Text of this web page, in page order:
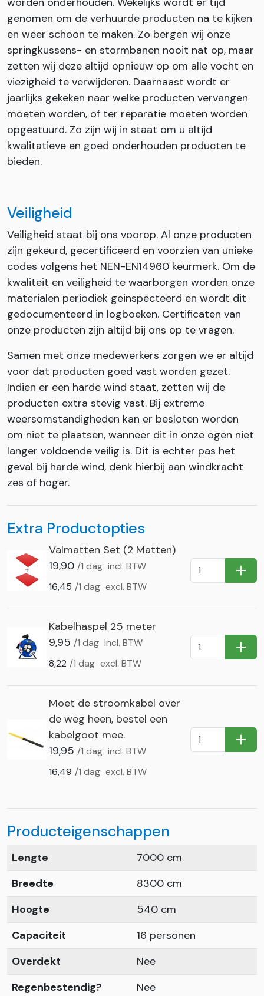
genomen om de verhuurde producten na te kijken
en weer schoon te maken. Zo bergen wij onze
springkussens- en stormbanen nooit nat op, maar
zetten wij deze altijd opnieuw op om alle vocht en
viezigheid te verwijderen. Daarnaast wordt er
jaarlijks gekeken naar welke producten vervangen
moeten worden, of ter reparatie moeten worden
opgestuurd. Zo zijn wij in staat om u altijd
kwalitatieve en goed onderhouden producten te
bieden.
Veiligheid
Veiligheid staat bij ons voorop. Al onze producten
zijn gekeurd, gecertificeerd en voorzien van unieke
codes volgens het NEN-EN14960 keurmerk. Om de
kwaliteit en veiligheid te waarborgen worden onze
materialen periodiek geinspecteerd en wordt dit
gedocumenteerd in logboeken. Certificaten van
onze producten zijn altijd bij ons op te vragen.
Samen met onze medewerkers zorgen we er altijd
voor dat producten goed vast worden gezet.
Indien er een harde wind staat, zetten wij de
producten extra stevig vast. Bij extreme
weersomstandigheden kan er besloten worden
om niet te plaatsen, wanneer dit in onze ogen niet
langer voldoende veilig is. Dit is echter pas het
geval bij harde wind, denk hierbij aan windkracht
zes of hoger.
Extra Productopties
Valmatten Set (2 Matten)
19,90 /1 dag incl. BTW
16,45 /1 dag excl. BTW
In
Kabelhaspel 25 meter
9,95 /1 dag incl. BTW
8,22 /1 dag excl. BTW
In
Moet de stroomkabel over
de weg heen, bestel een
kabelgoot mee.
19,95 /1 dag incl. BTW
16,49 /1 dag excl. BTW
In
Producteigenschappen
Lengte
7000 cm
Breedte
8300 cm
Hoogte
540 cm
Capaciteit
16 personen
Overdekt
Nee
Regenbestendig?
Nee